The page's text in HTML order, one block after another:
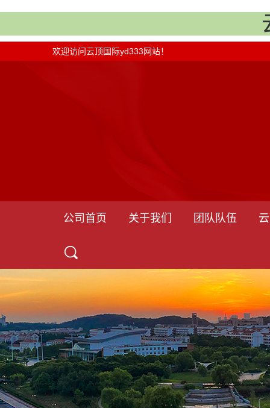
欢迎访问云顶国际yd333网站！
公司首页 关于我们 团队队伍